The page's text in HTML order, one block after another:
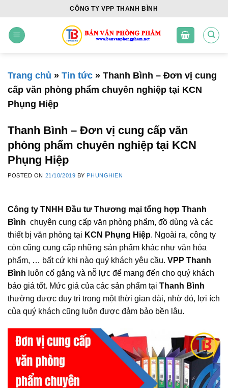
content
CÔNG TY VPP THANH BÌNH
Trang chủ » Tin tức » Thanh Bình – Đơn vị cung
cấp văn phòng phẩm chuyên nghiệp tại KCN
Phụng Hiệp
Thanh Bình – Đơn vị cung cấp văn
phòng phẩm chuyên nghiệp tại KCN
Phụng Hiệp
POSTED ON 21/10/2019 BY PHUNGHIEN
Công ty TNHH Đầu tư Thương mại tổng hợp Thanh
Bình chuyên cung cấp văn phòng phẩm, đồ dùng và các
thiết bị văn phòng tại KCN Phụng Hiệp. Ngoài ra, công ty
còn cũng cung cấp những sản phẩm khác như văn hóa
phẩm, … bất cứ khi nào quý khách yêu cầu. VPP Thanh
Bình luôn cố gắng và nỗ lực để mang đến cho quý khách
báo giá tốt. Mức giá của các sản phẩm tại Thanh Bình
thường được duy trì trong một thời gian dài, nhờ đó, lợi ích
của quý khách cũng luôn được đảm bảo bền lâu.